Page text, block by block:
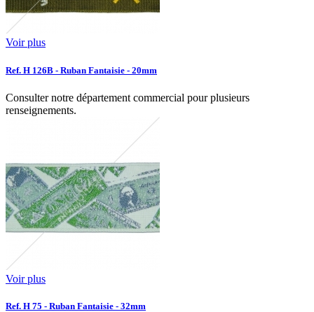
Voir plus
Ref. H 126B - Ruban Fantaisie - 20mm
Consulter notre département commercial pour plusieurs
renseignements.
Voir plus
Ref. H 75 - Ruban Fantaisie - 32mm